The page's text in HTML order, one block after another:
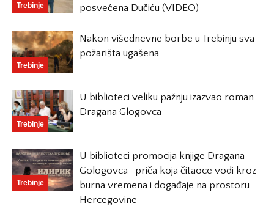
Trebinje
posvećena Dučiću (VIDEO)
Trebinje
Nakon višednevne borbe u Trebinju sva
požarišta ugašena
Trebinje
U biblioteci veliku pažnju izazvao roman
Dragana Glogovca
Trebinje
U biblioteci promocija knjige Dragana
Gologovca -priča koja čitaoce vodi kroz
burna vremena i događaje na prostoru
Hercegovine